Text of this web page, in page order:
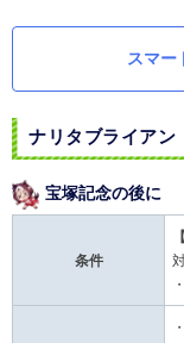
スマー
ナリタブライアン
宝塚記念の後に
条件